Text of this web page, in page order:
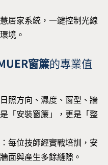
居家系統，一鍵控制光線
境。
窗簾的專業值
日照方向、濕度、窗型、牆
「安裝窗簾」，更是「整
：每位技師經實戰培訓，安
面與產生多餘縫隙。